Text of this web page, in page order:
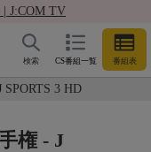
J:COM TV
CS番組一覧 番組表
検索
3 HD
権 - J